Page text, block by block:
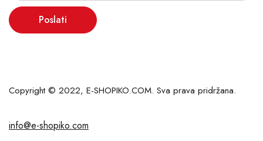
Poslati
Copyright © 2022, E-SHOPIKO.COM. Sva prava pridržana.
info@e-shopiko.com